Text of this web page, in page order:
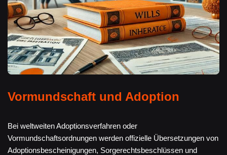
Vormundschaft und Adoption
Bei weltweiten Adoptionsverfahren oder
Vormundschaftsordnungen werden offizielle Übersetzungen von
Adoptionsbescheinigungen, Sorgerechtsbeschlüssen und